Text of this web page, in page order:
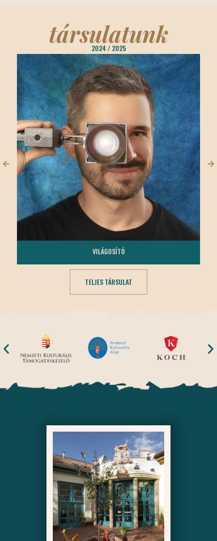
társulatunk
2024 / 2025
TÓTH MÁTÉ
VILÁGOSÍTÓ
TELJES TÁRSULAT